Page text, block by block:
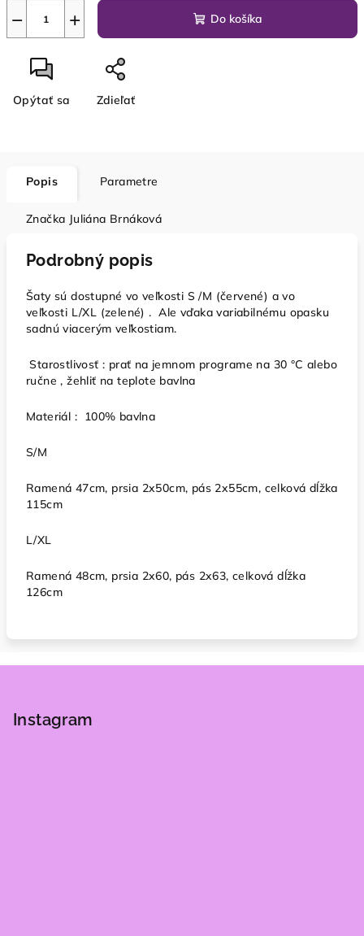
+
− Do košíka
Opýtať sa Zdieľať
Popis Parametre
Značka Juliána Brnáková
Podrobný popis
Šaty sú dostupné vo veľkosti S /M (červené) a vo
veľkosti L/XL (zelené) . Ale vďaka variabilnému opasku
sadnú viacerým veľkostiam.
Starostlivosť : prať na jemnom programe na 30 °C alebo
ručne , žehliť na teplote bavlna
Materiál : 100% bavlna
S/M
Ramená 47cm, prsia 2x50cm, pás 2x55cm, celková dĺžka
115cm
L/XL
Ramená 48cm, prsia 2x60, pás 2x63, celková dĺžka
126cm
Instagram